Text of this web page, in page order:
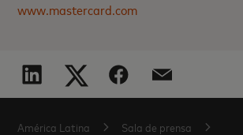
www.mastercard.com
América Latina
Sala de prensa